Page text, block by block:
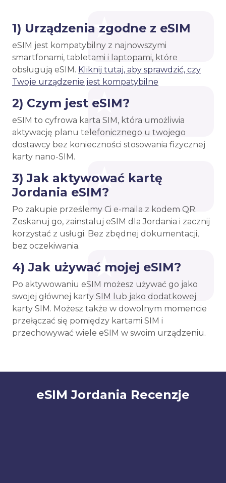
1) Urządzenia zgodne z eSIM
eSIM jest kompatybilny z najnowszymi
smartfonami, tabletami i laptopami, które
obsługują eSIM. Kliknij tutaj, aby sprawdzić, czy
Twoje urządzenie jest kompatybilne
2) Czym jest eSIM?
eSIM to cyfrowa karta SIM, która umożliwia
aktywację planu telefonicznego u twojego
dostawcy bez konieczności stosowania fizycznej
karty nano-SIM.
3) Jak aktywować kartę
Jordania eSIM?
Po zakupie prześlemy Ci e-maila z kodem QR.
Zeskanuj go, zainstaluj eSIM dla Jordania i zacznij
korzystać z usługi. Bez zbędnej dokumentacji,
bez oczekiwania.
4) Jak używać mojej eSIM?
Po aktywowaniu eSIM możesz używać go jako
swojej głównej karty SIM lub jako dodatkowej
karty SIM. Możesz także w dowolnym momencie
przełączać się pomiędzy kartami SIM i
przechowywać wiele eSIM w swoim urządzeniu.
eSIM Jordania Recenzje